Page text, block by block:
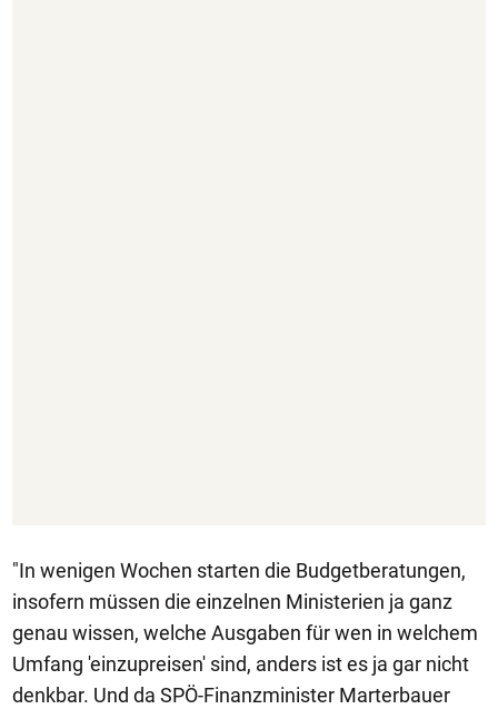
"In wenigen Wochen starten die Budgetberatungen,
insofern müssen die einzelnen Ministerien ja ganz
genau wissen, welche Ausgaben für wen in welchem
Umfang 'einzupreisen' sind, anders ist es ja gar nicht
denkbar. Und da SPÖ-Finanzminister Marterbauer